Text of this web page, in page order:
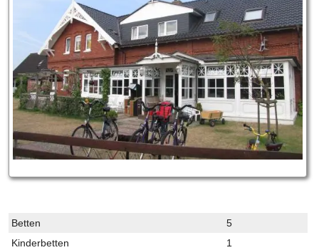
Betten
5
Kinderbetten
1